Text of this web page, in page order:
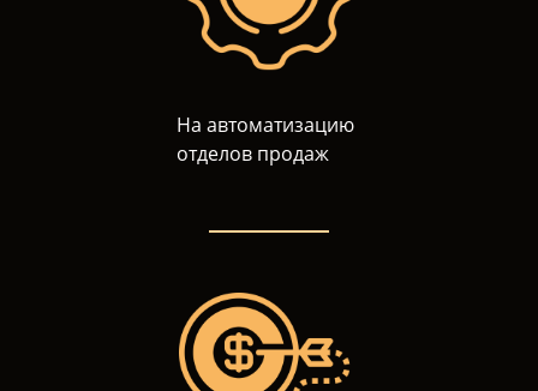
На автоматизацию
отделов продаж